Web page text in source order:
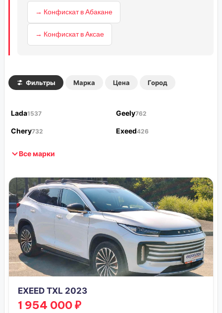
→ Конфискат в Абакане
→ Конфискат в Аксае
Фильтры Марка Цена Город
Lada1537 Geely762
Chery732 Exeed426
Все марки
EXEED TXL 2023
1 954 000 ₽